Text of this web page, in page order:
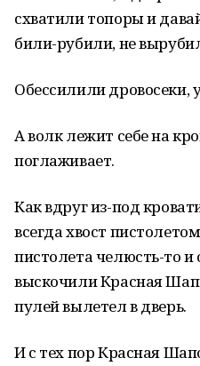
схватили топоры и
били-рубили, не
Обессилили дровосеки,
А волк лежит себе на
поглаживает.
Как вдруг из-под
всегда хвост
пистолета челюсть-то и
выскочили Красная
пулей вылетел в дверь.
И с тех пор Красная